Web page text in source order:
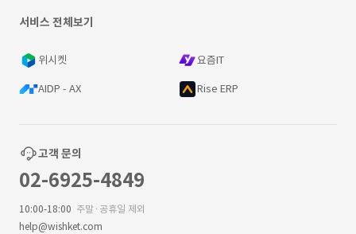
서비스 전체보기
위시켓 요즘IT
AIDP - AX Rise ERP
고객 문의
02-6925-4849
10:00-18:00 주말·공휴일 제외
help@wishket.com